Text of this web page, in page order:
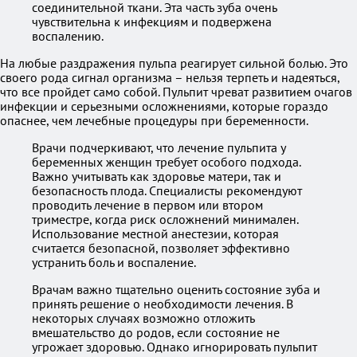
соединительной ткани. Эта часть зуба очень
чувствительна к инфекциям и подвержена
воспалению.
На любые раздражения пульпа реагирует сильной болью. Это
своего рода сигнал организма – нельзя терпеть и надеяться,
что все пройдет само собой. Пульпит чреват развитием очагов
инфекции и серьезными осложнениями, которые гораздо
опаснее, чем лечебные процедуры при беременности.
Врачи подчеркивают, что лечение пульпита у
беременных женщин требует особого подхода.
Важно учитывать как здоровье матери, так и
безопасность плода. Специалисты рекомендуют
проводить лечение в первом или втором
триместре, когда риск осложнений минимален.
Использование местной анестезии, которая
считается безопасной, позволяет эффективно
устранить боль и воспаление.
Врачам важно тщательно оценить состояние зуба и
принять решение о необходимости лечения. В
некоторых случаях возможно отложить
вмешательство до родов, если состояние не
угрожает здоровью. Однако игнорировать пульпит